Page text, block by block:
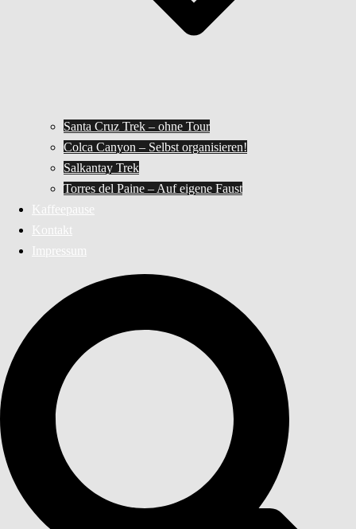
Santa Cruz Trek – ohne Tour
Colca Canyon – Selbst organisieren!
Salkantay Trek
Torres del Paine – Auf eigene Faust
Kaffeepause
Kontakt
Impressum